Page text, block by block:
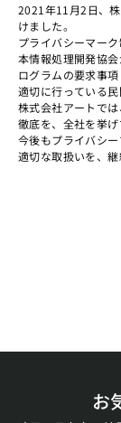
2021年11月2日、
けました。
プライバシーマー
本情報処理開発協
ログラムの要求事
適切に行っている民
株式会社アートで
徹底を、全社を挙げ
今後もプライバシ
適切な取扱いを、継
お